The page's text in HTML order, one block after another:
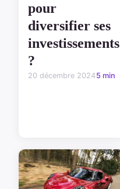
pour
diversifier ses
investissements
?
20 décembre 20245 min